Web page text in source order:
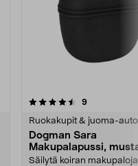
9arvostelut
Ruokakupit & juoma-
Dogman Sara
Makupalapussi,
Säilytä koiran
4.5 viidestä